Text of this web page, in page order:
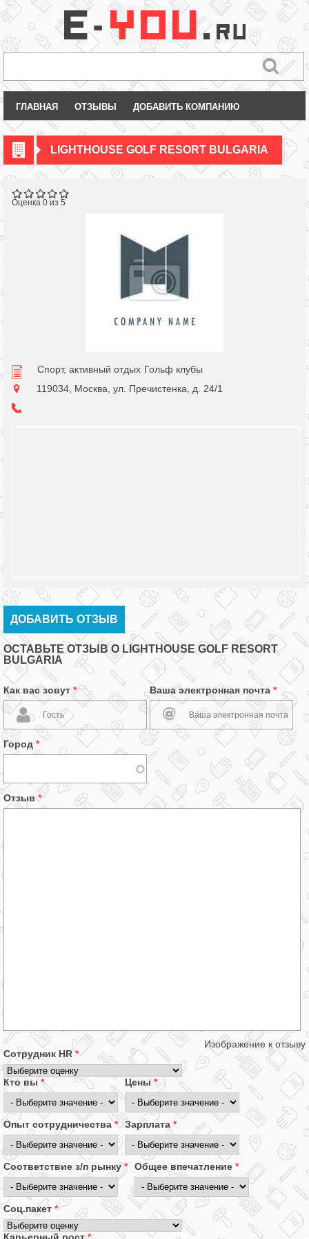
ГЛАВНАЯ ОТЗЫВЫ ДОБАВИТЬ КОМПАНИЮ
LIGHTHOUSE GOLF RESORT BULGARIA
Оценка 0 из 5
Спорт, активный отдых Гольф клубы
119034, Москва, ул. Пречистенка, д. 24/1
ДОБАВИТЬ ОТЗЫВ
ОСТАВЬТЕ ОТЗЫВ О LIGHTHOUSE GOLF RESORT
BULGARIA
Как вас зовут * Ваша электронная почта *
Город *
Отзыв*
Изображение к отзыву
Сотрудник HR*
Кто вы * Цены*
Опыт сотрудничества* Зарплата *
Соответствие з/п рынку* Общее впечатление *
Соц.пакет *